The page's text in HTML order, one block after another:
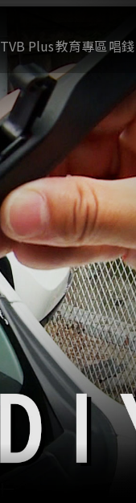
TVB Plus教育專區唱錢